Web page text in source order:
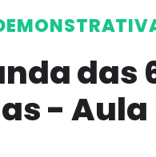
das
- Aula